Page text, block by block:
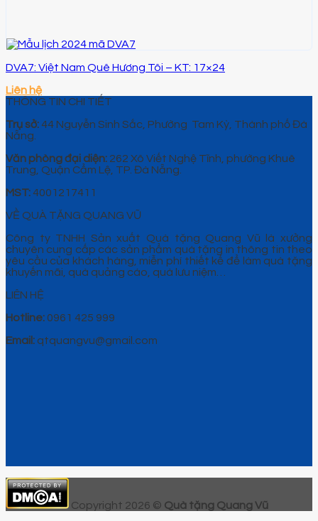
DVA7: Việt Nam Quê Hương Tôi – KT: 17×24
Liên hệ
THÔNG TIN CHI TIẾT
Trụ sở: 44 Nguyễn Sinh Sắc, Phường Tam Kỳ, Thành phố Đà
Nẵng.
Văn phòng đại diện: 262 Xô Viết Nghệ Tĩnh, phường Khuê
Trung, Quận Cẩm Lệ, TP. Đà Nẵng.
MST: 4001217411
VỀ QUÀ TẶNG QUANG VŨ
Công ty TNHH Sản xuất Quà tặng Quang Vũ là xưởng
chuyên cung cấp các sản phẩm quà tặng in thông tin theo
yêu cầu của khách hàng, miễn phí thiết kế để làm quà tặng
khuyến mãi, quà quảng cáo, quà lưu niệm…
LIÊN HỆ
Hotline: 0961 425 999
Email: qtquangvu@gmail.com
Copyright 2026 © Quà tặng Quang Vũ